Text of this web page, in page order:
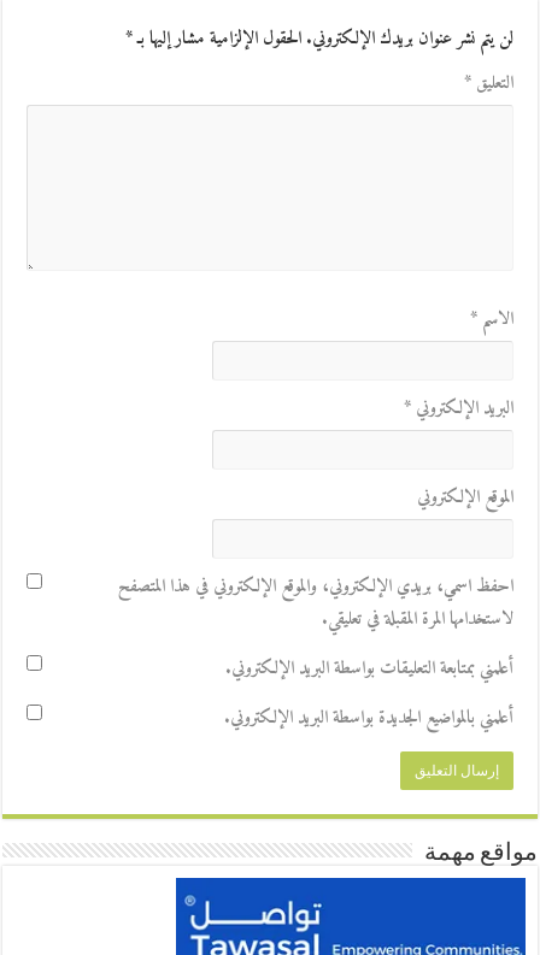
لن يتم نشر عنوان بريدك الإلكتروني.الحقول الإلزامية مشار إليها بـ*
التعليق*
الاسم*
البريد الإلكتروني*
الموقع الإلكتروني
احفظ اسمي، بريدي الإلكتروني، والموقع الإلكتروني في هذا المتصفح
لاستخدامها المرة المقبلة في تعليقي.
أعلمني بمتابعة التعليقات بواسطة البريد الإلكتروني.
أعلمني بالمواضيع الجديدة بواسطة البريد الإلكتروني.
مواقع مهمة